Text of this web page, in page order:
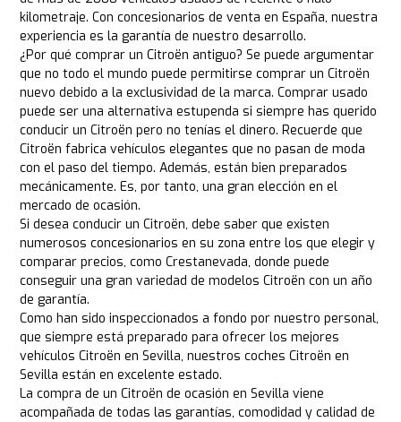
kilometraje. Con concesionarios de venta en España, nuestra
experiencia es la garantía de nuestro desarrollo.
¿Por qué comprar un Citroën antiguo? Se puede argumentar
que no todo el mundo puede permitirse comprar un Citroën
nuevo debido a la exclusividad de la marca. Comprar usado
puede ser una alternativa estupenda si siempre has querido
conducir un Citroën pero no tenías el dinero. Recuerde que
Citroën fabrica vehículos elegantes que no pasan de moda
con el paso del tiempo. Además, están bien preparados
mecánicamente. Es, por tanto, una gran elección en el
mercado de ocasión.
Si desea conducir un Citroën, debe saber que existen
numerosos concesionarios en su zona entre los que elegir y
comparar precios, como Crestanevada, donde puede
conseguir una gran variedad de modelos Citroën con un año
de garantía.
Como han sido inspeccionados a fondo por nuestro personal,
que siempre está preparado para ofrecer los mejores
vehículos Citroën en Sevilla, nuestros coches Citroën en
Sevilla están en excelente estado.
La compra de un Citroën de ocasión en Sevilla viene
acompañada de todas las garantías, comodidad y calidad de